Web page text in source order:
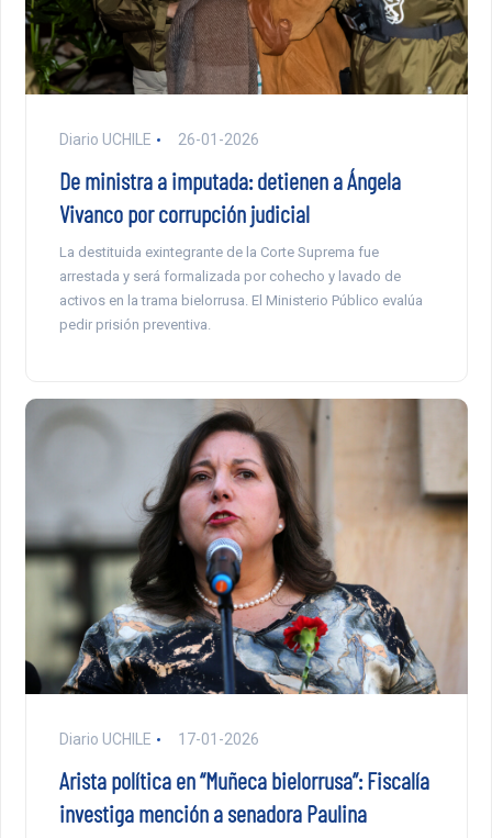
Diario UCHILE 26-01-2026
De ministra a imputada: detienen a Ángela
Vivanco por corrupción judicial
La destituida exintegrante de la Corte Suprema fue
arrestada y será formalizada por cohecho y lavado de
activos en la trama bielorrusa. El Ministerio Público evalúa
pedir prisión preventiva.
Diario UCHILE 17-01-2026
Arista política en “Muñeca bielorrusa”: Fiscalía
investiga mención a senadora Paulina